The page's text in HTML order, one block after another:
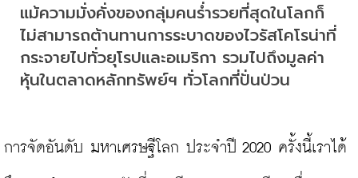
แม้ความมั่งคั่งของกลุ่มคนร่ำรวยที่สุดในโลกก็
ไม่สามารถต้านทานการระบาดของไวรัสโคโรน่าที่
กระจายไปทั่วยุโรปและอเมริกา รวมไปถึงมูลค่า
หุ้นในตลาดหลักทรัพย์ฯ ทั่วโลกที่ปั่นป่วน
การจัดอันดับ มหาเศรษฐีโลก ประจำปี 2020 ครั้งนี้เราได้